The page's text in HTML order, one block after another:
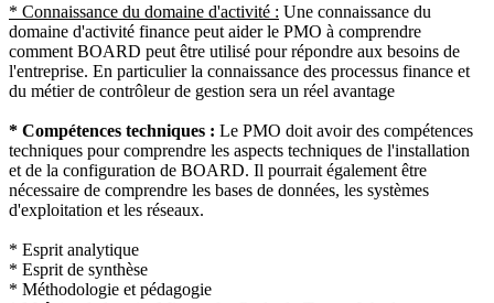
* Connaissance du domaine d'activité : Une connaissance du
domaine d'activité finance peut aider le PMO à comprendre
comment BOARD peut être utilisé pour répondre aux besoins de
l'entreprise. En particulier la connaissance des processus finance et
du métier de contrôleur de gestion sera un réel avantage
* Compétences techniques : Le PMO doit avoir des compétences
techniques pour comprendre les aspects techniques de l'installation
et de la configuration de BOARD. Il pourrait également être
nécessaire de comprendre les bases de données, les systèmes
d'exploitation et les réseaux.
* Esprit analytique
* Esprit de synthèse
* Méthodologie et pédagogie